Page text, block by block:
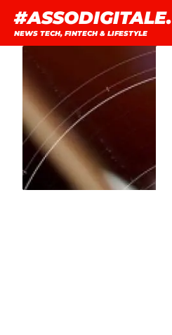
contenuto
#ASSODIGITALE.
NEWS TECH, FINTECH & LIFESTYLE